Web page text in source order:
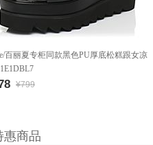
百丽夏专柜同款黑色PU厚底松糕跟女凉
¥799
惠商品